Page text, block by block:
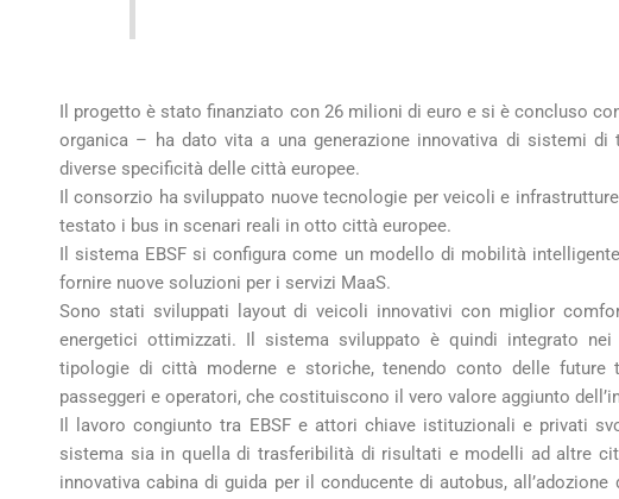
Il progetto è stato finanziato con 26 milioni di euro e si è concluso
organica – ha dato vita a una generazione innovativa di sistemi
diverse specificità delle città europee.
Il consorzio ha sviluppato nuove tecnologie per veicoli e
testato i bus in scenari reali in otto città europee.
Il sistema EBSF si configura come un modello di mobilità
fornire nuove soluzioni per i servizi MaaS.
Sono stati sviluppati layout di veicoli innovativi con miglior
energetici ottimizzati. Il sistema sviluppato è quindi integrato
tipologie di città moderne e storiche, tenendo conto delle future
passeggeri e operatori, che costituiscono il vero valore aggiunto
Il lavoro congiunto tra EBSF e attori chiave istituzionali e privati
sistema sia in quella di trasferibilità di risultati e modelli ad altre
innovativa cabina di guida per il conducente di autobus,